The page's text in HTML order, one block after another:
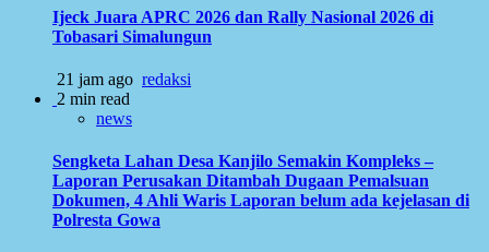
Ijeck Juara APRC 2026 dan Rally Nasional 2026 di
Tobasari Simalungun
21 jam ago redaksi
2 min read
news
Sengketa Lahan Desa Kanjilo Semakin Kompleks –
Laporan Perusakan Ditambah Dugaan Pemalsuan
Dokumen, 4 Ahli Waris Laporan belum ada kejelasan di
Polresta Gowa